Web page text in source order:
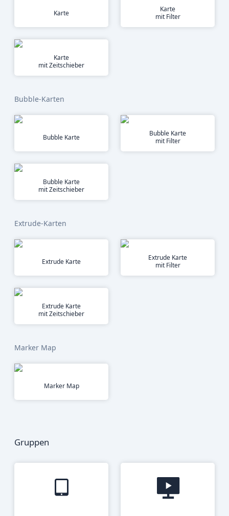
Karte
Karte
mit Filter
Karte
mit Zeitschieber
Bubble-Karten
Bubble Karte
Bubble Karte
mit Filter
Bubble Karte
mit Zeitschieber
Extrude-Karten
Extrude Karte
Extrude Karte
mit Filter
Extrude Karte
mit Zeitschieber
Marker Map
Marker Map
Gruppen